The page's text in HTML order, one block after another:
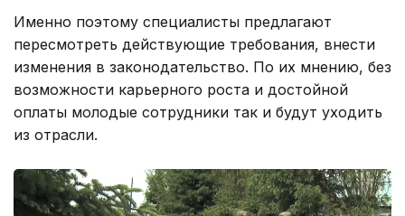
Именно поэтому специалисты предлагают
пересмотреть действующие требования, внести
изменения в законодательство. По их мнению, без
возможности карьерного роста и достойной
оплаты молодые сотрудники так и будут уходить
из отрасли.